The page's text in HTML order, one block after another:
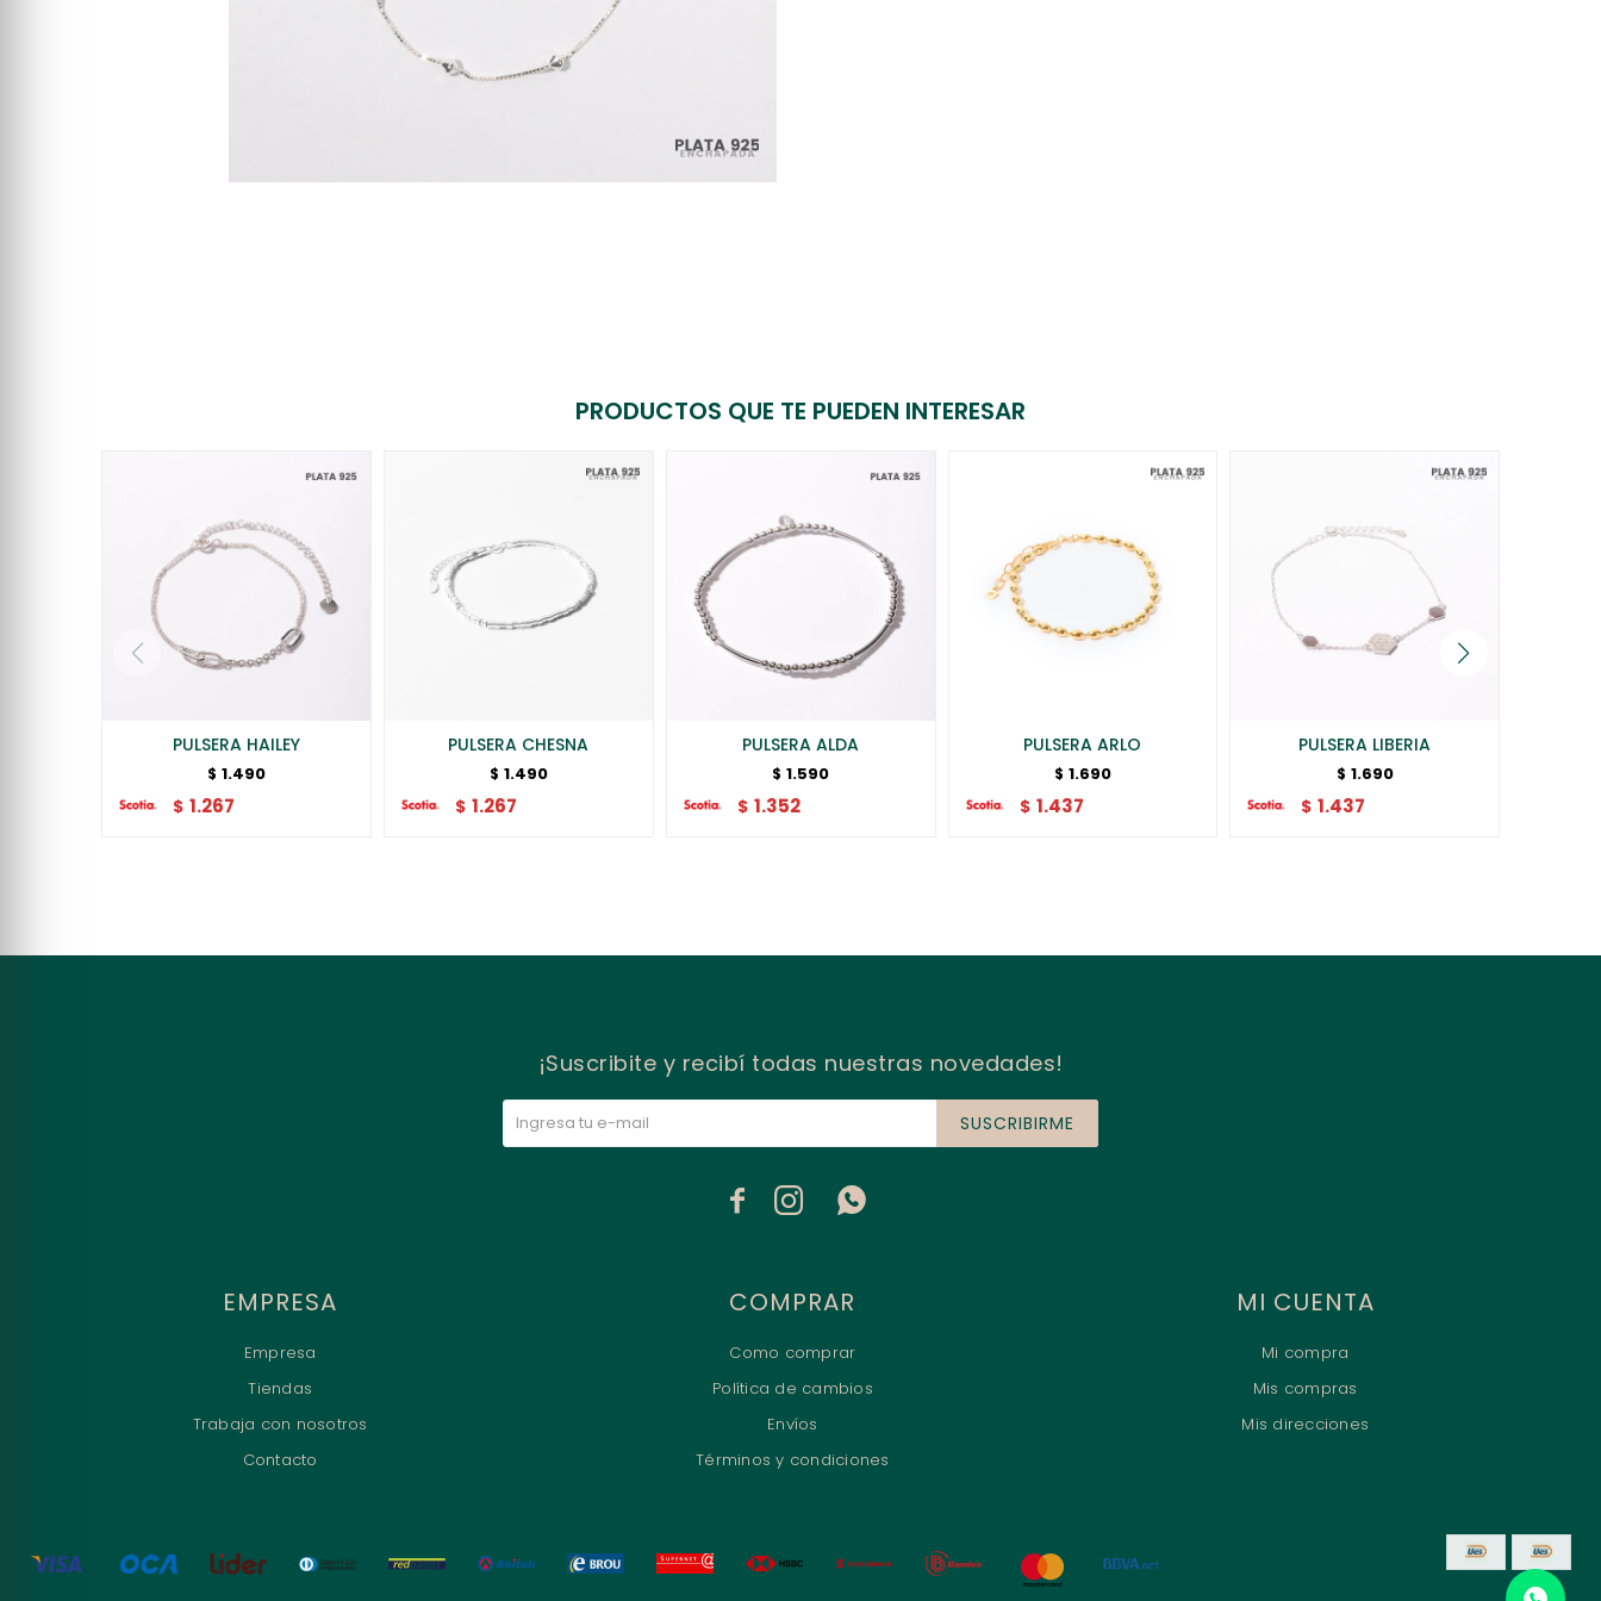
PRODUCTOS QUE TE PUEDEN INTERESAR
PULSERA HAILEY
$ 1.490
$ 1.267
PULSERA CHESNA
$ 1.490
$ 1.267
PULSERA ALDA
$ 1.590
$ 1.352
PULSERA ARLO
$ 1.690
$ 1.437
PULSERA LIBERIA
$ 1.690
$ 1.437
EMPRESA
Empresa
Tiendas
Trabaja con nosotros
Contacto
COMPRAR
Como comprar
Política de cambios
Envíos
Términos y condiciones
MI CUENTA
Mi compra
Mis compras
Mis direcciones
¡Suscribite y recibí todas nuestras novedades!
SUSCRIBIRME
  